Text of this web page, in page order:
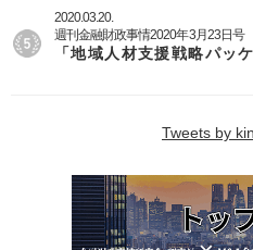
2020.03.20.
週刊金融財政事情2020年3月23日号
「地域人材支援戦略パッ
Tweets by